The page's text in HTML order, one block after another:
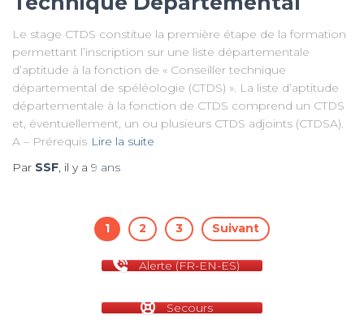
Le stage CTDS constitue la première étape de la formation
permettant l’inscription sur une liste départementale
d’aptitude à la fonction de « Conseiller technique
départemental de spéléologie (CTDS) ». La liste d’aptitude
départementale à la fonction de CTDS comprend un CTDS
et, éventuellement, un ou plusieurs CTDS adjoints (CTDSA).
A – Prérequis Lire la suite
Par SSF, il y a 9 ans
Pagination
publications
1 2 3 Suivant
Alerte (FR-EN-ES)
Secours